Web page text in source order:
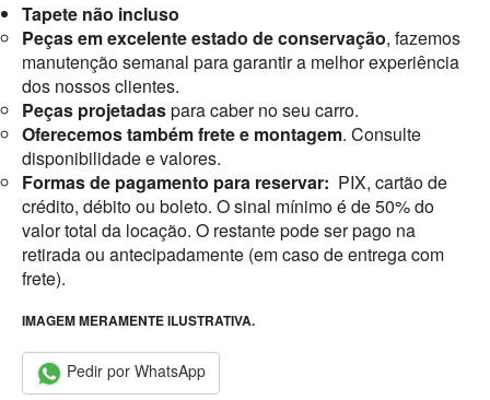
Tapete não incluso
Peças em excelente estado de conservação, fazemos
manutenção semanal para garantir a melhor experiência
dos nossos clientes.
Peças projetadaspara caber no seu carro.
Oferecemos também frete e montagem. Consulte
disponibilidade e valores.
Formas de pagamento para reservar: PIX, cartão de
crédito, débito ou boleto. O sinal mínimo é de 50% do
valor total da locação. O restante pode ser pago na
retirada ou antecipadamente (em caso de entrega com
frete).
IMAGEM MERAMENTE ILUSTRATIVA.
Pedir por WhatsApp